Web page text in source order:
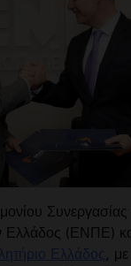
Ελλάδος (ΕΝΠΕ)
,